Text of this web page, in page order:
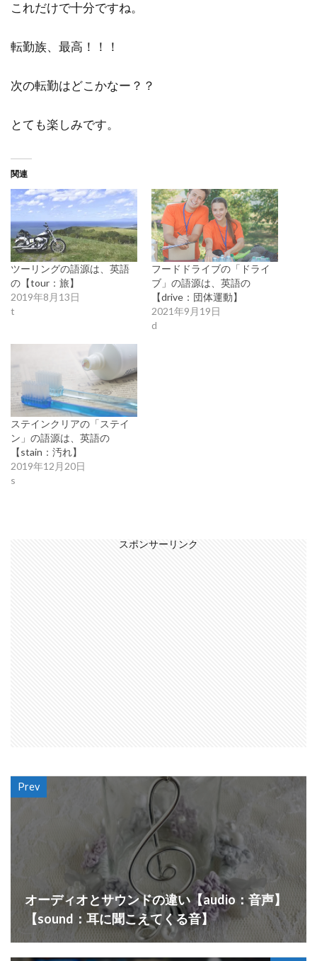
これだけで十分ですね。
転勤族、最高！！！
次の転勤はどこかなー？？
とても楽しみです。
関連
ツーリングの語源は、英語
の【tour：旅】
2019年8月13日
t
フードドライブの「ドライ
ブ」の語源は、英語の
【drive：団体運動】
2021年9月19日
d
ステインクリアの「ステイ
ン」の語源は、英語の
【stain：汚れ】
2019年12月20日
s
スポンサーリンク
Prev
オーディオとサウンドの違い【audio：音声】
【sound：耳に聞こえてくる音】